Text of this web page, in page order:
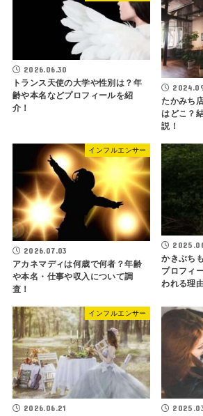
2026.06.30
トランス天使の大学や性別は？年
齢や本名などプロフィールを紹
介！
たかみち
はどこ？
説！
インフルエンサー
2026.07.03
アカネマディは何歳で何者？年齢
や本名・仕事や収入について調
査！
かきぶち
プロフィ
われる理
インフルエンサー
2026.06.21